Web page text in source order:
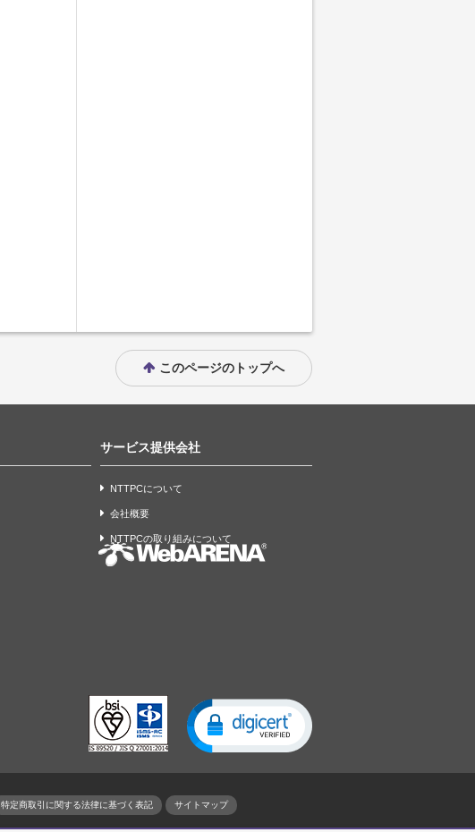
このページのトップへ
サービス提供会社
NTTPCについて
会社概要
NTTPCの取り組みについて
特定商取引に関する法律に基づく表記 サイトマップ